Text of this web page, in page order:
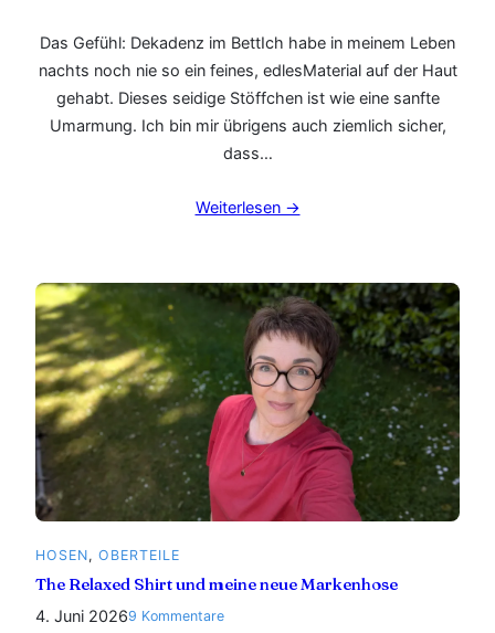
NEUER
Das Gefühl: Dekadenz im BettIch habe in meinem Leben
nachts noch nie so ein feines, edlesMaterial auf der Haut
gehabt. Dieses seidige Stöffchen ist wie eine sanfte
Umarmung. Ich bin mir übrigens auch ziemlich sicher,
dass…
Weiterlesen →
HOSEN, OBERTEILE
The Relaxed Shirt und meine neue Markenhose
4. Juni 20269 Kommentarezu